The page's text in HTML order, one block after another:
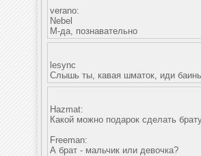
verano:
Nebel
М-да, познавательно
lesync
Cлышь ты, кавая шматок, иди
Hazmat:
Какой можно подарок сделать
Freemаn:
А брат - мальчик или девочка?